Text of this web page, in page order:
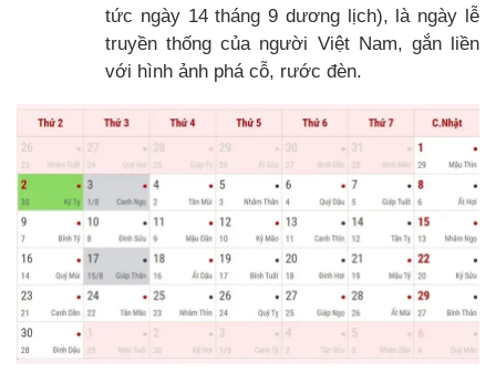
tức ngày 14 tháng 9 dương lịch), là ngày lễ
truyền thống của người Việt Nam, gắn liền
với hình ảnh phá cỗ, rước đèn.